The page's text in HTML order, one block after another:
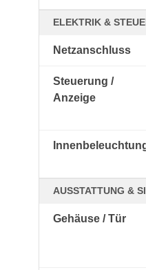
ELEKTRIK &
Netzanschluss
Steuerung /
Anzeige
AUSSTATTUNG &
Gehäuse / Tür